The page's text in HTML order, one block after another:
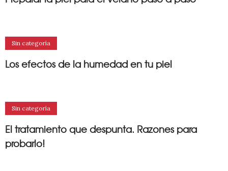
Sin categoría
Los efectos de la humedad en tu piel
Sin categoría
El tratamiento que despunta. Razones para
probarlo!